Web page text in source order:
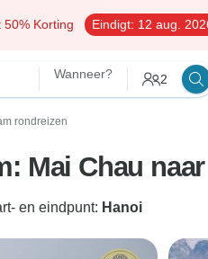
50% Korting Eindigt: 12 aug.
Wanneer? 2
rondreizen
Mai Chau
en eindpunt: Hanoi